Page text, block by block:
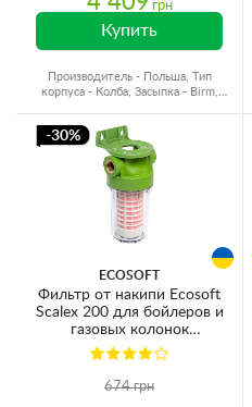
грн
Купить
Производитель - Польша, Тип
корпуса - Колба, Засыпка - Birm,
-30%
ECOSOFT
Фильтр от накипи Ecosoft
Scalex 200 для бойлеров и
газовых колонок
FOSE200ECO
674 грн